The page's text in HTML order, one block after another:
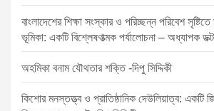
বাংলাদেশের শিক্ষা সংস্কার ও পরিচ্ছন্ন পরিবেশ
ভূমিকা: একটি বিশ্লেষণাত্মক পর্যালোচনা – অধ্যাপক
অহমিকা বনাম যৌথতার শক্তি -দিপু সিদ্দিকী
কিশোর মনস্তত্ত্ব ও প্রাতিষ্ঠানিক দেউলিয়াত্ব: একটি